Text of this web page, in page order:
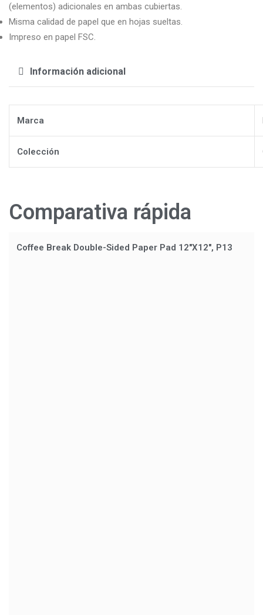
(elementos) adicionales en ambas cubiertas.
Misma calidad de papel que en hojas sueltas.
Impreso en papel FSC.
Información adicional
Marca
Colección
Comparativa rápida
Coffee Break Double-Sided Paper Pad 12"X12", P13